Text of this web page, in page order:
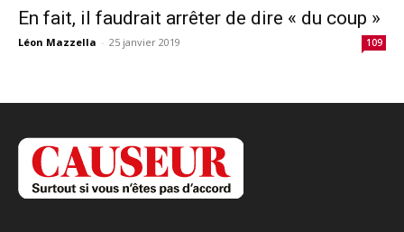
En fait, il faudrait arrêter de dire « du coup »
Léon Mazzella - 25 janvier 2019 109